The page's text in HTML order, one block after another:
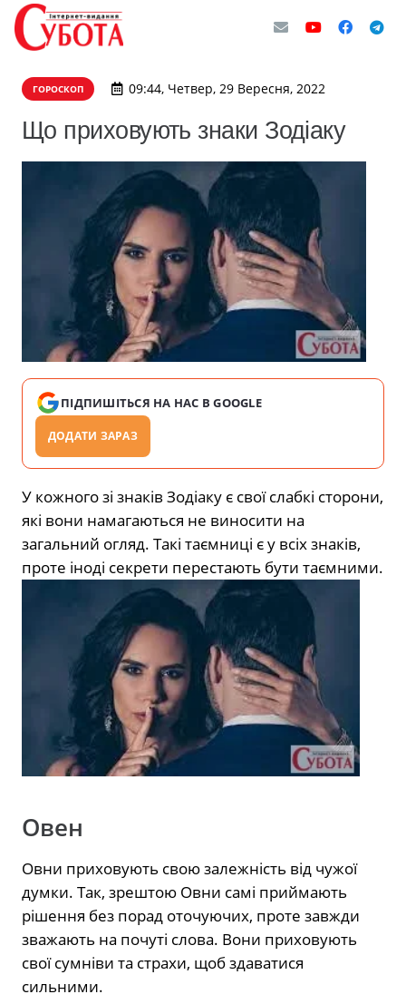
ГОРОСКОП 09:44, Четвер, 29 Вересня, 2022
Що приховують знаки Зодіаку
ПІДПИШІТЬСЯ НА НАС В GOOGLE
ДОДАТИ ЗАРАЗ
У кожного зі знаків Зодіаку є свої слабкі сторони,
які вони намагаються не виносити на
загальний огляд. Такі таємниці є у всіх знаків,
проте іноді секрети перестають бути таємними.
Овен
Овни приховують свою залежність від чужої
думки. Так, зрештою Овни самі приймають
рішення без порад оточуючих, проте завжди
зважають на почуті слова. Вони приховують
свої сумніви та страхи, щоб здаватися
сильними.